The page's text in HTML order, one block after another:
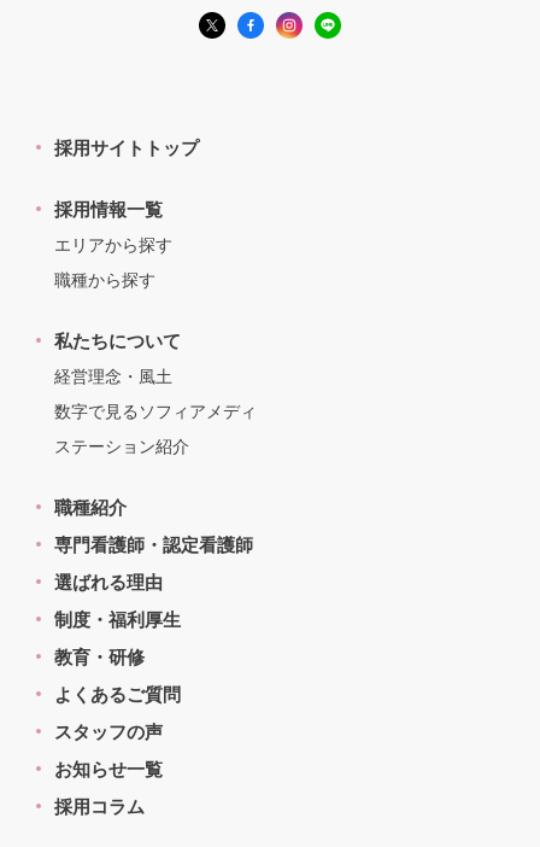
採用サイトトップ
採用情報一覧
エリアから探す
職種から探す
私たちについて
経営理念・風土
数字で見るソフィアメディ
ステーション紹介
職種紹介
専門看護師・認定看護師
選ばれる理由
制度・福利厚生
教育・研修
よくあるご質問
スタッフの声
お知らせ一覧
採用コラム